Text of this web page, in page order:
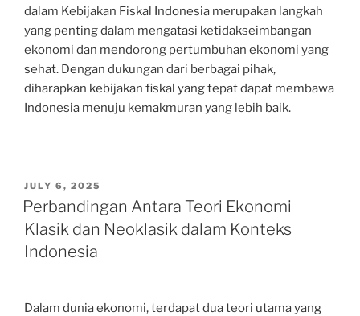
dalam Kebijakan Fiskal Indonesia merupakan langkah
yang penting dalam mengatasi ketidakseimbangan
ekonomi dan mendorong pertumbuhan ekonomi yang
sehat. Dengan dukungan dari berbagai pihak,
diharapkan kebijakan fiskal yang tepat dapat membawa
Indonesia menuju kemakmuran yang lebih baik.
POSTED
ON
JULY 6, 2025
Perbandingan Antara Teori Ekonomi
Klasik dan Neoklasik dalam Konteks
Indonesia
Dalam dunia ekonomi, terdapat dua teori utama yang